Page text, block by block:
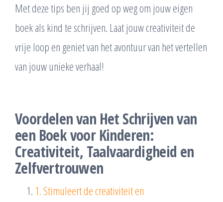
Met deze tips ben jij goed op weg om jouw eigen
boek als kind te schrijven. Laat jouw creativiteit de
vrije loop en geniet van het avontuur van het vertellen
van jouw unieke verhaal!
Voordelen van Het Schrijven van
een Boek voor Kinderen:
Creativiteit, Taalvaardigheid en
Zelfvertrouwen
1. Stimuleert de creativiteit en